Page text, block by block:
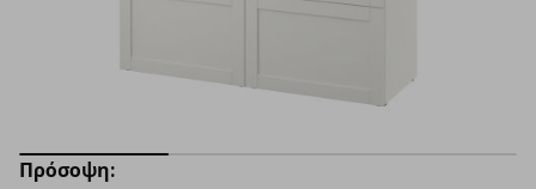
Πρόσοψη: